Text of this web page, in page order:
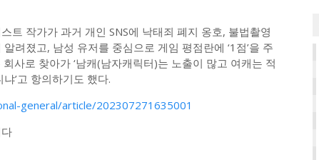
트 작가가 과거 개인 SNS에 낙태죄 폐지 옹호, 불법촬영
려졌고, 남성 유저를 중심으로 게임 평점란에 ‘1점’을 주
사로 찾아가 ‘남캐(남자캐릭터)는 노출이 많고 여캐는 적
’고 항의하기도 했다.
general/article/202307271635001